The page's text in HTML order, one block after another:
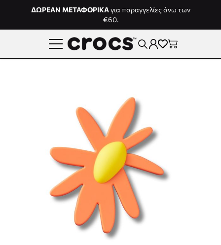
Μετάβαση στο περιεχόμενο
ΔΩΡΕΑΝ ΜΕΤΑΦΟΡΙΚΑγια παραγγελίες άνω των
€60.